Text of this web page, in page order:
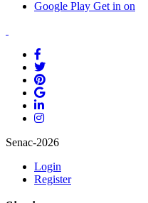
Google Play Get in on
Senac-2026
Login
Register